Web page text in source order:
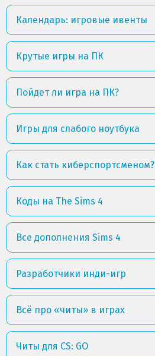
Календарь: игровые ивенты
Крутые игры на ПК
Пойдет ли игра на ПК?
Игры для слабого ноутбука
Как стать киберспортсменом?
Коды на The Sims 4
Все дополнения Sims 4
Разработчики инди-игр
Всё про «читы» в играх
Читы для CS: GO